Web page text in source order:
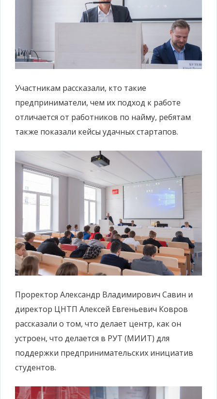
Участникам рассказали, кто такие
предприниматели, чем их подход к работе
отличается от работников по найму, ребятам
также показали кейсы удачных стартапов.
Проректор Александр Владимирович Савин и
директор ЦНТП Алексей Евгеньевич Ковров
рассказали о том, что делает центр, как он
устроен, что делается в РУТ (МИИТ) для
поддержки предпринимательских инициатив
студентов.